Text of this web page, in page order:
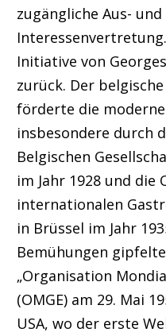
zugängliche Aus-
Initiative von
zurück. Der
förderte die
insbesondere durch
Belgischen
im Jahr 1928 und
internationalen
in Brüssel im Jahr
Bemühungen
„Organisation
(OMGE) am 29. Mai
USA, wo der erste